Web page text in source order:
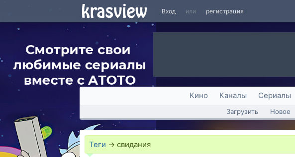
Вход или регистрация
Кино Каналы Сериалы
Загрузить Новое
Теги → свидания